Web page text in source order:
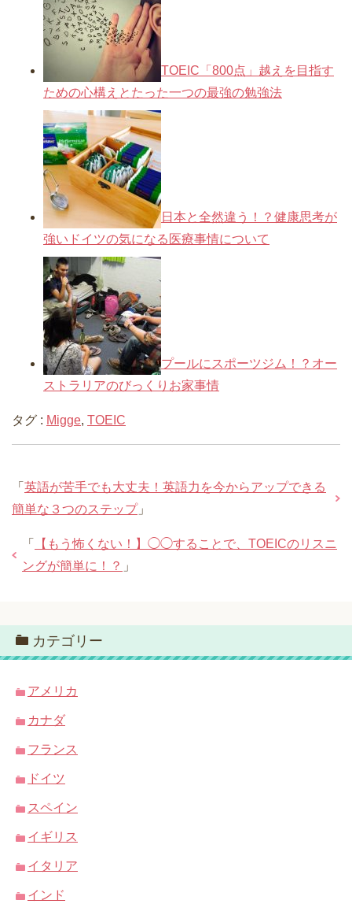
TOEIC「800点」越えを目指す
ための心構えとたった一つの最強の勉強法
日本と全然違う！？健康思考が
強いドイツの気になる医療事情について
プールにスポーツジム！？オー
ストラリアのびっくりお家事情
タグ : Migge, TOEIC
「 英語が苦手でも大丈夫！英語力を今からアップできる
簡単な３つのステップ」
「
【もう怖くない！】◯◯することで、TOEICのリスニ
ングが簡単に！？ 」
カテゴリー
アメリカ
カナダ
フランス
ドイツ
スペイン
イギリス
イタリア
インド